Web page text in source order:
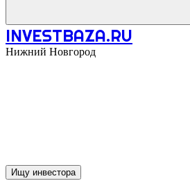
INVESTBAZA.RU
Нижний Новгород
Ищу инвестора